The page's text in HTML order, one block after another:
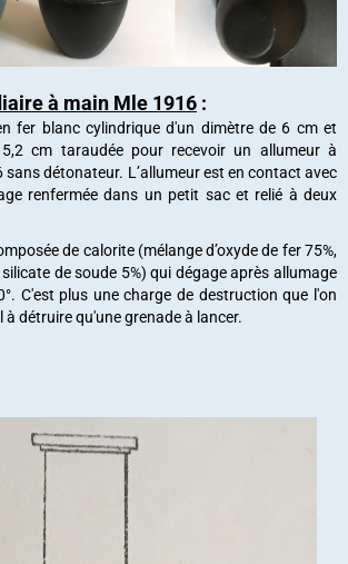
à main Mle 1916 :
fer blanc cylindrique d'un dimètre de 6 cm et
cm taraudée pour recevoir un allumeur à
sans détonateur. L’allumeur est en contact avec
renfermée dans un petit sac et relié à deux
de calorite (mélange d’oxyde de fer 75%,
silicate de soude 5%) qui dégage après allumage
C'est plus une charge de destruction que l'on
détruire qu'une grenade à lancer.